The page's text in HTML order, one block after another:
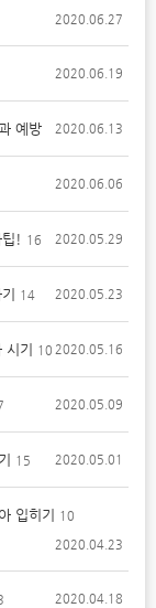
2020.06.27
2020.06.19
예방 2020.06.13
2020.06.06
! 16 2020.05.29
14 2020.05.23
기 10 2020.05.16
2020.05.09
15 2020.05.01
입히기
10
2020.04.23
2020.04.18